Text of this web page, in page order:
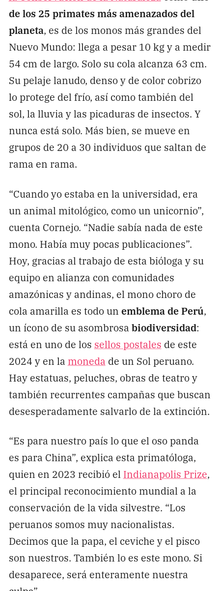
de los 25 primates más amenazados del
planeta, es de los monos más grandes del
Nuevo Mundo: llega a pesar 10 kg y a medir
54 cm de largo. Solo su cola alcanza 63 cm.
Su pelaje lanudo, denso y de color cobrizo
lo protege del frío, así como también del
sol, la lluvia y las picaduras de insectos. Y
nunca está solo. Más bien, se mueve en
grupos de 20 a 30 individuos que saltan de
rama en rama.
“Cuando yo estaba en la universidad, era
un animal mitológico, como un unicornio”,
cuenta Cornejo. “Nadie sabía nada de este
mono. Había muy pocas publicaciones”.
Hoy, gracias al trabajo de esta bióloga y su
equipo en alianza con comunidades
amazónicas y andinas, el mono choro de
cola amarilla es todo un emblema de Perú,
un ícono de su asombrosa biodiversidad:
está en uno de los sellos postales de este
2024 y en la moneda de un Sol peruano.
Hay estatuas, peluches, obras de teatro y
también recurrentes campañas que buscan
desesperadamente salvarlo de la extinción.
“Es para nuestro país lo que el oso panda
es para China”, explica esta primatóloga,
quien en 2023 recibió el Indianapolis Prize,
el principal reconocimiento mundial a la
conservación de la vida silvestre. “Los
peruanos somos muy nacionalistas.
Decimos que la papa, el ceviche y el pisco
son nuestros. También lo es este mono. Si
desaparece, será enteramente nuestra